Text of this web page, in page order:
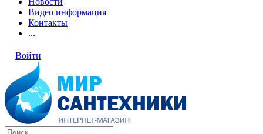
Видео информация
Контакты
...
Войти